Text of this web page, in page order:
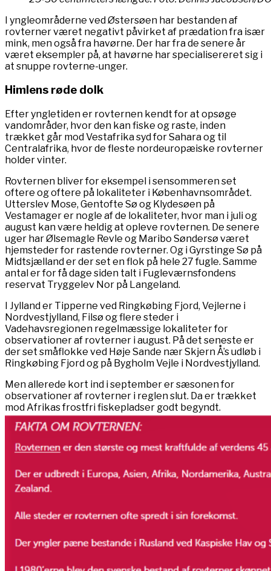
I yngleområderne ved Østersøen har bestanden af
rovterner været negativt påvirket af prædation fra især
mink, men også fra havørne. Der har fra de senere år
været eksempler på, at havørne har specialisereret sig i
at snuppe rovterne-unger.
Himlens røde dolk
Efter yngletiden er rovternen kendt for at opsøge
vandområder, hvor den kan fiske og raste, inden
trækket går mod Vestafrika syd for Sahara og til
Centralafrika, hvor de fleste nordeuropæiske rovterner
holder vinter.
Rovternen bliver for eksempel i sensommeren set
oftere og oftere på lokaliteter i Københavnsområdet.
Utterslev Mose, Gentofte Sø og Klydesøen på
Vestamager er nogle af de lokaliteter, hvor man i juli og
august kan være heldig at opleve rovternen. De senere
uger har Ølsemagle Revle og Maribo Søndersø været
hjemsteder for rastende rovterner. Og i Gyrstinge Sø på
Midtsjælland er der set en flok på hele 27 fugle. Samme
antal er for få dage siden talt i Fugleværnsfondens
reservat Tryggelev Nor på Langeland.
I Jylland er Tipperne ved Ringkøbing Fjord, Vejlerne i
Nordvestjylland, Filsø og flere steder i
Vadehavsregionen regelmæssige lokaliteter for
observationer af rovterner i august. På det seneste er
der set småflokke ved Høje Sande nær Skjern Å’s udløb i
Ringkøbing Fjord og på Bygholm Vejle i Nordvestjylland.
Men allerede kort ind i september er sæsonen for
observationer af rovterner i reglen slut. Da er trækket
mod Afrikas frostfri fiskepladser godt begyndt.